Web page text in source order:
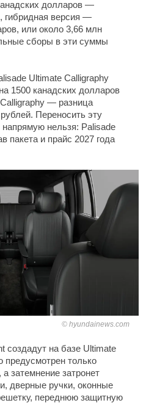
долларов —
гибридная версия —
или около 3,66 млн
сборы в эти суммы
Ultimate Calligraphy
1500 канадских долларов
— разница
Переносить эту
нельзя: Palisade
пакета и прайс 2027 года
hyundainews.com
создадут на базе Ultimate
предусмотрен только
затемнение затронет
дверные ручки, оконные
переднюю защитную